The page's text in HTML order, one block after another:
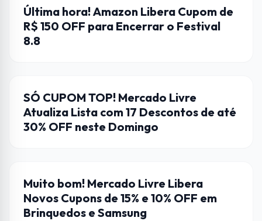
AMAZON
Última hora! Amazon Libera Cupom de
R$ 150 OFF para Encerrar o Festival
8.8
CUPONS DE DESCONTO
SÓ CUPOM TOP! Mercado Livre
Atualiza Lista com 17 Descontos de até
30% OFF neste Domingo
CUPONS DE DESCONTO
Muito bom! Mercado Livre Libera
Novos Cupons de 15% e 10% OFF em
Brinquedos e Samsung